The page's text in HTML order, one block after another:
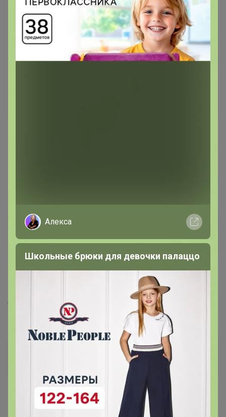
Лот
4 14
1 572,85р
Добрый вечер, а то что в наличии по цр раньше 20 не
Серебряный организатор
16 декабря, 2021 10:28
Алекса
Школьные брюки для девочки палаццо